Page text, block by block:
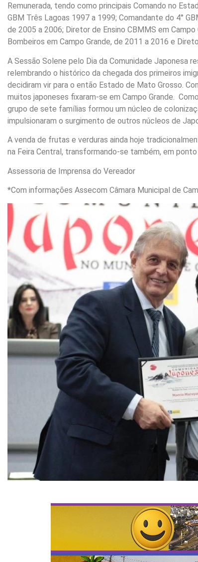
Remunerada, tendo como principais Comando no
GBM Três Lagoas 1997 a 1999; Comandante do 4°
de 2005 a 2006; Diretor de Ensino CBMMS em
Bombeiros em Campo Grande, de 2011 a 2016 e
A Sessão Solene pelo Dia da Comunidade Japonesa
relembrando o histórico da chegada dos primeiros
decidiram vir para o então Estado de Mato Grosso.
muitos japoneses fixaram-se em Campo Grande.
grupo de sete famílias formou um núcleo de
impulsionaram o surgimento de outros núcleos de
A venda de frutas e verduras ainda hoje
na Feira Central, transformando-se também, em
Assessoria de Imprensa do Vereador
*Com informações Assecom Câmara Municipal de